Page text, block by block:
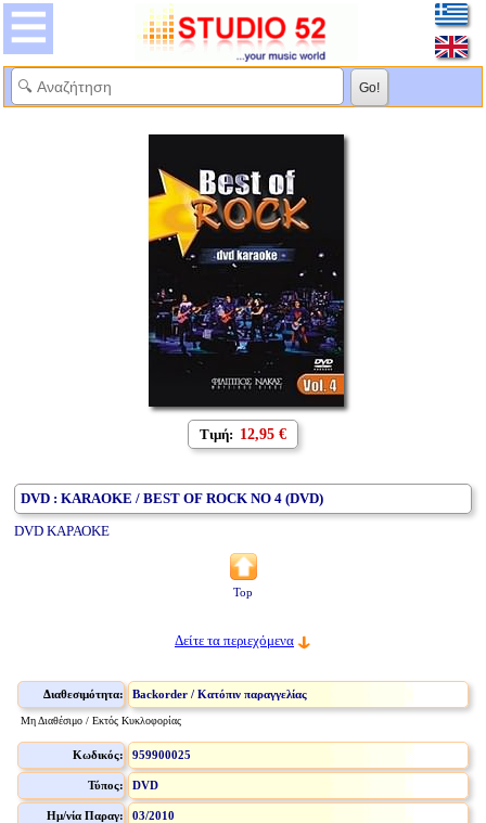
Τιμή: 12,95 €
DVD : KARAOKE / BEST OF ROCK ΝΟ 4 (DVD)
DVD ΚΑΡΑΟΚΕ
Top
Δείτε τα περιεχόμενα
Διαθεσιμότητα: Backorder / Κατόπιν παραγγελίας
Μη Διαθέσιμο / Εκτός Κυκλοφορίας
Κωδικός: 959900025
Τύπος: DVD
Ημ/νία Παραγ: 03/2010